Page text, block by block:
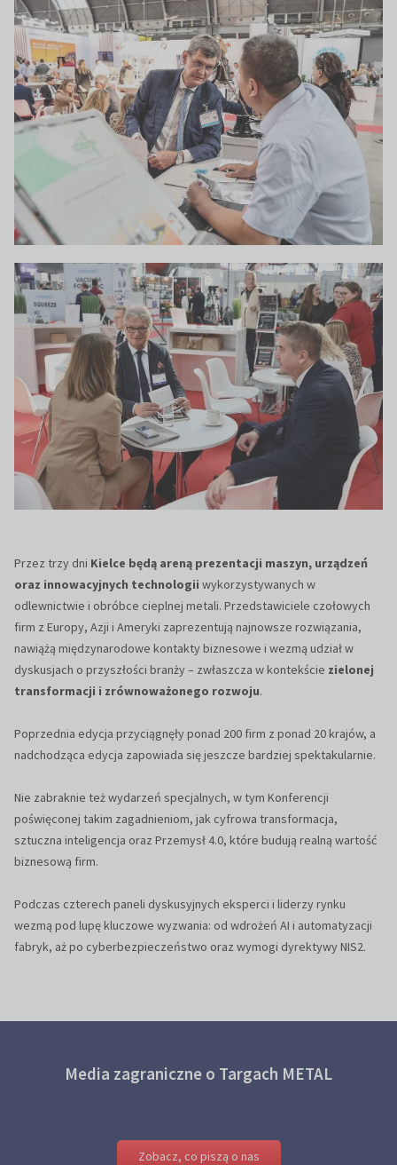
Przez trzy dni Kielce będą areną prezentacji maszyn, urządzeń
oraz innowacyjnych technologii wykorzystywanych w
odlewnictwie i obróbce cieplnej metali. Przedstawiciele czołowych
firm z Europy, Azji i Ameryki zaprezentują najnowsze rozwiązania,
nawiążą międzynarodowe kontakty biznesowe i wezmą udział w
dyskusjach o przyszłości branży – zwłaszcza w kontekście zielonej
transformacji i zrównoważonego rozwoju.
Poprzednia edycja przyciągnęły ponad 200 firm z ponad 20 krajów, a
nadchodząca edycja zapowiada się jeszcze bardziej spektakularnie.
Nie zabraknie też wydarzeń specjalnych, w tym Konferencji
poświęconej takim zagadnieniom, jak cyfrowa transformacja,
sztuczna inteligencja oraz Przemysł 4.0, które budują realną wartość
biznesową firm.
Podczas czterech paneli dyskusyjnych eksperci i liderzy rynku
wezmą pod lupę kluczowe wyzwania: od wdrożeń AI i automatyzacji
fabryk, aż po cyberbezpieczeństwo oraz wymogi dyrektywy NIS2.
Media zagraniczne o Targach METAL
Zobacz, co piszą o nas